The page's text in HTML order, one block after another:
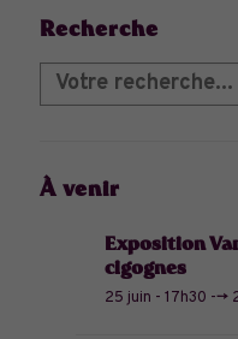
Recherche
À venir
Exposition
cigognes
25 juin - 17h30 -->